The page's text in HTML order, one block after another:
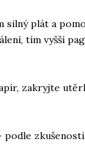
silný plát a
tím vyšší
zakryjte
podle